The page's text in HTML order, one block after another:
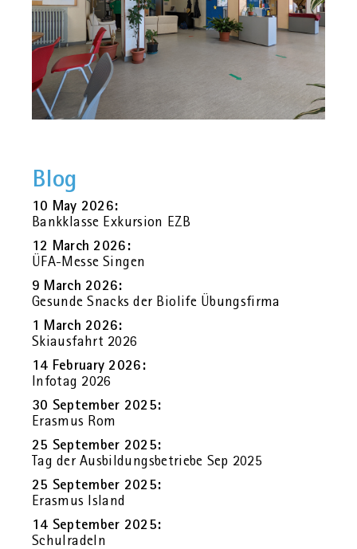
Blog
10 May 2026:
Bank­klas­se Ex­kur­si­on EZB
12 March 2026:
ÜFA-Messe Sin­gen
9 March 2026:
Ge­sun­de Snacks der Bio­li­fe Übungs­fir­ma
1 March 2026:
Ski­aus­fahrt 2026
14 Fe­bru­ary 2026:
In­fo­tag 2026
30 Sep­tem­ber 2025:
Eras­mus Rom
25 Sep­tem­ber 2025:
Tag der Aus­bil­dungs­be­trie­be Sep 2025
25 Sep­tem­ber 2025:
Eras­mus Is­land
14 Sep­tem­ber 2025:
Schul­ra­deln